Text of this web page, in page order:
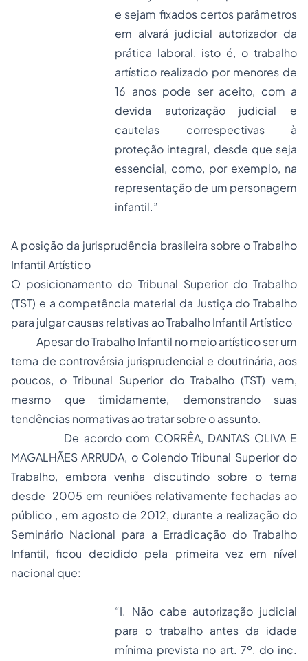
e sejam fixados certos parâmetros
em alvará judicial autorizador da
prática laboral, isto é, o trabalho
artístico realizado por menores de
16 anos pode ser aceito, com a
devida autorização judicial e
cautelas correspectivas à
proteção integral, desde que seja
essencial, como, por exemplo, na
representação de um personagem
infantil.”
A posição da jurisprudência brasileira sobre o Trabalho
Infantil Artístico
O posicionamento do Tribunal Superior do Trabalho
(TST) e a competência material da Justiça do Trabalho
para julgar causas relativas ao Trabalho Infantil Artístico
Apesar do Trabalho Infantil no meio artístico ser um
tema de controvérsia jurisprudencial e doutrinária, aos
poucos, o Tribunal Superior do Trabalho (TST) vem,
mesmo que timidamente, demonstrando suas
tendências normativas ao tratar sobre o assunto.
De acordo com CORRÊA, DANTAS OLIVA E
MAGALHÃES ARRUDA, o Colendo Tribunal Superior do
Trabalho, embora venha discutindo sobre o tema
desde 2005 em reuniões relativamente fechadas ao
público , em agosto de 2012, durante a realização do
Seminário Nacional para a Erradicação do Trabalho
Infantil, ficou decidido pela primeira vez em nível
nacional que:
“I. Não cabe autorização judicial
para o trabalho antes da idade
mínima prevista no art. 7º, do inc.